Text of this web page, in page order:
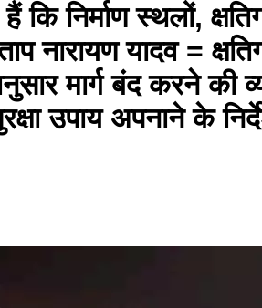
हैं कि निर्माण स्थलों,
यादव =
मार्ग बंद करने की
उपाय अपनाने के